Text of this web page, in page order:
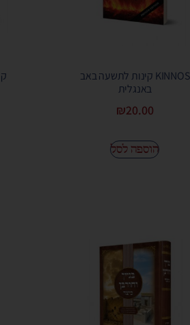
KINNOS קינות לתשעה באב
באנגלית
₪20.00
הוספה לסל